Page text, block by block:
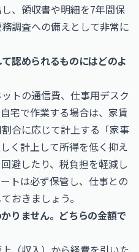
、領収書や明細を7年間保
調査への備えとして非常に
認められるものにはどのよ
トの通信費、仕事用デスク
宅で作業する場合は、家賃
合に応じて計上する「家事
く計上して所得を低く抑え
避したり、税負担を軽減し
トは必ず保管し、仕事との
おきましょう。
りません。どちらの金額で